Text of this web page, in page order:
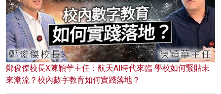
鄭俊傑校長X陳穎華主任：航天AI時代來臨 學校如何緊貼未
來潮流？校內數字教育如何實踐落地？